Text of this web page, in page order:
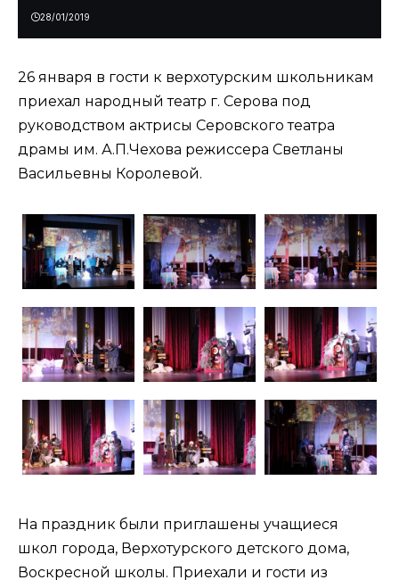
28/01/2019
26 января в гости к верхотурским школьникам
приехал народный театр г. Серова под
руководством актрисы Серовского театра
драмы им. А.П.Чехова режиссера Светланы
Васильевны Королевой.
На праздник были приглашены учащиеся
школ города, Верхотурского детского дома,
Воскресной школы. Приехали и гости из